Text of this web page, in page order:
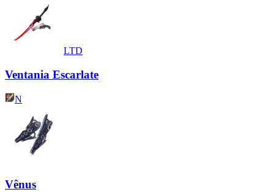
LTD
Ventania Escarlate
N
Vênus